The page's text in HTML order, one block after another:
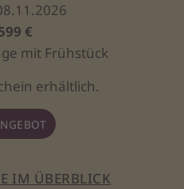
€
mit Frühstück
erhältlich.
IM ÜBERBLICK